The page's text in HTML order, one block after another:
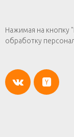
Нажимая на кнопку
обработку